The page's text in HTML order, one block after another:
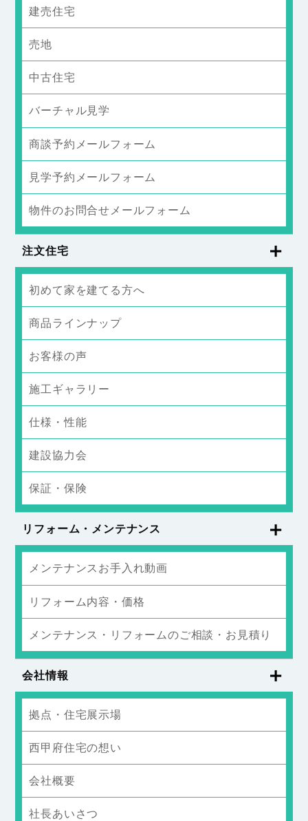
建売住宅
売地
中古住宅
バーチャル見学
商談予約メールフォーム
見学予約メールフォーム
物件のお問合せメールフォーム
注文住宅
初めて家を建てる方へ
商品ラインナップ
お客様の声
施工ギャラリー
仕様・性能
建設協力会
保証・保険
リフォーム・メンテナンス
メンテナンスお手入れ動画
リフォーム内容・価格
メンテナンス・リフォームのご相談・お見積り
会社情報
拠点・住宅展示場
西甲府住宅の想い
会社概要
社長あいさつ